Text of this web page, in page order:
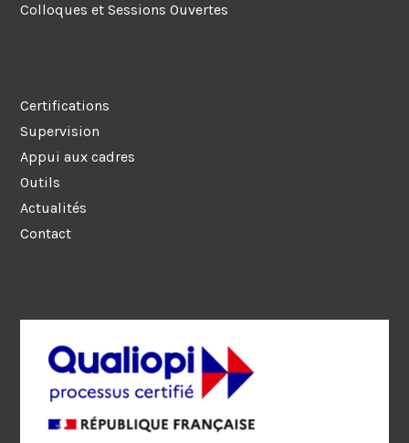
Colloques et Sessions Ouvertes
Certifications
Supervision
Appui aux cadres
Outils
Actualités
Contact